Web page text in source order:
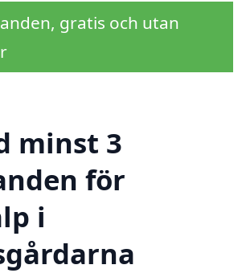
gratis och utan
minst 3
för
i